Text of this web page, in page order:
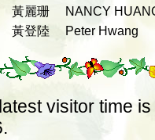
黃麗珊
NANCY
黃登陸 Peter Hwang
visitor time